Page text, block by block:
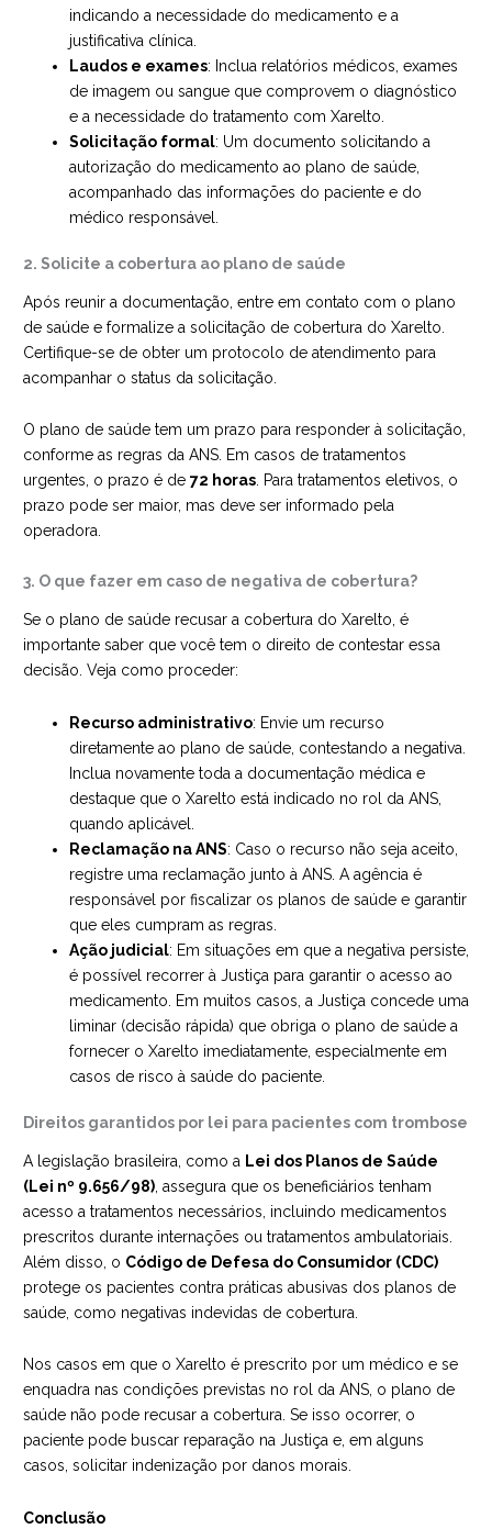
indicando a necessidade do medicamento e a
justificativa clínica.
Laudos e exames: Inclua relatórios médicos, exames
de imagem ou sangue que comprovem o diagnóstico
e a necessidade do tratamento com Xarelto.
Solicitação formal: Um documento solicitando a
autorização do medicamento ao plano de saúde,
acompanhado das informações do paciente e do
médico responsável.
2. Solicite a cobertura ao plano de saúde
Após reunir a documentação, entre em contato com o plano
de saúde e formalize a solicitação de cobertura do Xarelto.
Certifique-se de obter um protocolo de atendimento para
acompanhar o status da solicitação.
O plano de saúde tem um prazo para responder à solicitação,
conforme as regras da ANS. Em casos de tratamentos
urgentes, o prazo é de 72 horas. Para tratamentos eletivos, o
prazo pode ser maior, mas deve ser informado pela
operadora.
3. O que fazer em caso de negativa de cobertura?
Se o plano de saúde recusar a cobertura do Xarelto, é
importante saber que você tem o direito de contestar essa
decisão. Veja como proceder:
Recurso administrativo: Envie um recurso
diretamente ao plano de saúde, contestando a negativa.
Inclua novamente toda a documentação médica e
destaque que o Xarelto está indicado no rol da ANS,
quando aplicável.
Reclamação na ANS: Caso o recurso não seja aceito,
registre uma reclamação junto à ANS. A agência é
responsável por fiscalizar os planos de saúde e garantir
que eles cumpram as regras.
Ação judicial: Em situações em que a negativa persiste,
é possível recorrer à Justiça para garantir o acesso ao
medicamento. Em muitos casos, a Justiça concede uma
liminar (decisão rápida) que obriga o plano de saúde a
fornecer o Xarelto imediatamente, especialmente em
casos de risco à saúde do paciente.
Direitos garantidos por lei para pacientes com trombose
A legislação brasileira, como a Lei dos Planos de Saúde
(Lei nº 9.656/98) , assegura que os beneficiários tenham
acesso a tratamentos necessários, incluindo medicamentos
prescritos durante internações ou tratamentos ambulatoriais.
Além disso, o Código de Defesa do Consumidor (CDC)
protege os pacientes contra práticas abusivas dos planos de
saúde, como negativas indevidas de cobertura.
Nos casos em que o Xarelto é prescrito por um médico e se
enquadra nas condições previstas no rol da ANS, o plano de
saúde não pode recusar a cobertura. Se isso ocorrer, o
paciente pode buscar reparação na Justiça e, em alguns
casos, solicitar indenização por danos morais.
Conclusão